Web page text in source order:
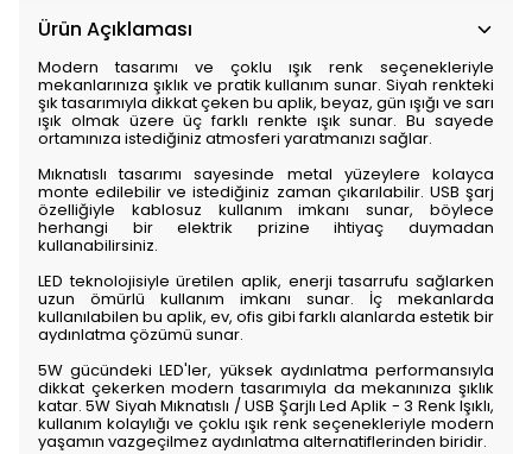
Ürün Açıklaması
Modern tasarımı ve çoklu ışık renk seçenekleriyle
mekanlarınıza şıklık ve pratik kullanım sunar. Siyah renkteki
şık tasarımıyla dikkat çeken bu aplik, beyaz, gün ışığı ve sarı
ışık olmak üzere üç farklı renkte ışık sunar. Bu sayede
ortamınıza istediğiniz atmosferi yaratmanızı sağlar.
Mıknatıslı tasarımı sayesinde metal yüzeylere kolayca
monte edilebilir ve istediğiniz zaman çıkarılabilir. USB şarj
özelliğiyle kablosuz kullanım imkanı sunar, böylece
herhangi bir elektrik prizine ihtiyaç duymadan
kullanabilirsiniz.
LED teknolojisiyle üretilen aplik, enerji tasarrufu sağlarken
uzun ömürlü kullanım imkanı sunar. İç mekanlarda
kullanılabilen bu aplik, ev, ofis gibi farklı alanlarda estetik bir
aydınlatma çözümü sunar.
5W gücündeki LED'ler, yüksek aydınlatma performansıyla
dikkat çekerken modern tasarımıyla da mekanınıza şıklık
katar. 5W Siyah Mıknatıslı / USB Şarjlı Led Aplik - 3 Renk Işıklı,
kullanım kolaylığı ve çoklu ışık renk seçenekleriyle modern
yaşamın vazgeçilmez aydınlatma alternatiflerinden biridir.